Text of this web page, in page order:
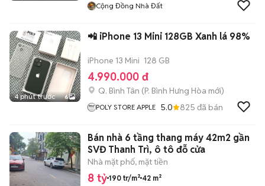
Cộng Đồng Nhà Đất
4 phút trước 6
📲 iPhone 13 Mini 128GB Xanh lá 98%
iPhone 13 Mini 128 GB
4.990.000 đ
Q. Bình Tân (P. Bình Hưng Hòa mới)
POLY STORE APPLE 5.0 825 đã bán
Bán nhà 6 tầng thang máy 42m2 gần
SVĐ Thanh Trì, ô tô đỗ cửa
Nhà mặt phố, mặt tiền
8 tỷ 190 tr/m² 42 m²